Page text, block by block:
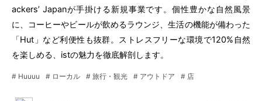
ackers’ Japanが手掛ける新規事業です。個性豊かな自然風景
に、コーヒーやビールが飲めるラウンジ、生活の機能が備わった
「Hut」など利便性も抜群。ストレスフリーな環境で120%自然
を楽しめる、istの魅力を徹底解剖します。
# Huuuu # ローカル # 旅行・観光 # アウトドア # 店